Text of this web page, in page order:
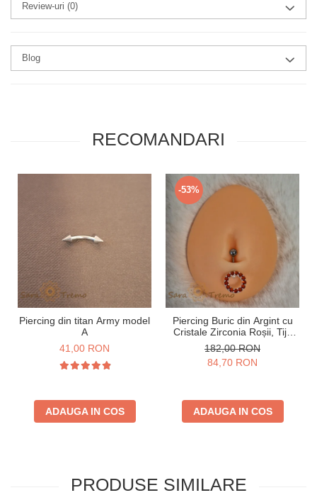
Review-uri (0)
Blog
RECOMANDARI
Piercing din titan Army model
A
41,00 RON
ADAUGA IN COS
-53%
Piercing Buric din Argint cu
Cristale Zirconia Roșii, Tijă
Groasă
182,00 RON
84,70 RON
ADAUGA IN COS
PRODUSE SIMILARE